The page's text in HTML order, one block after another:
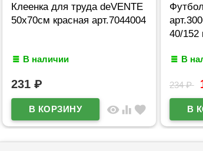
Клеенка для труда deVENTE
50х70см красная арт.7044004
В наличии
231 ₽
visibility equalizer favorite
40/152
В
234₽